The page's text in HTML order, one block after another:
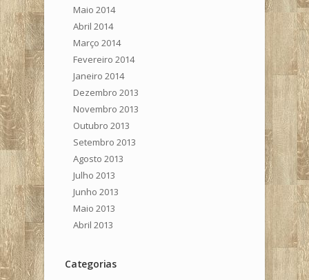
Maio 2014
Abril 2014
Março 2014
Fevereiro 2014
Janeiro 2014
Dezembro 2013
Novembro 2013
Outubro 2013
Setembro 2013
Agosto 2013
Julho 2013
Junho 2013
Maio 2013
Abril 2013
Categorias